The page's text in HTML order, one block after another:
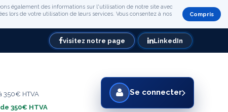
également des informations sur l'utilisation de notre site avec
lors de votre utilisation de leurs services. Vous consentez à nos
Compris
visitez notre page LinkedIn
350€ HTVA
350€ HTVA
Se connecter